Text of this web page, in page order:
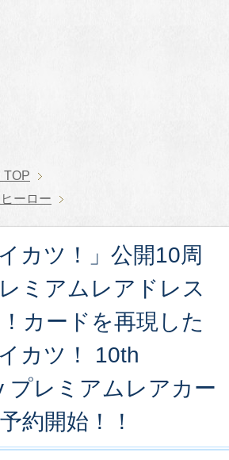
TOP
ーロー
カツ！」公開10周
ミアムレアドレス
カードを再現した
カツ！ 10th
プレミアムレアカー
約開始！！